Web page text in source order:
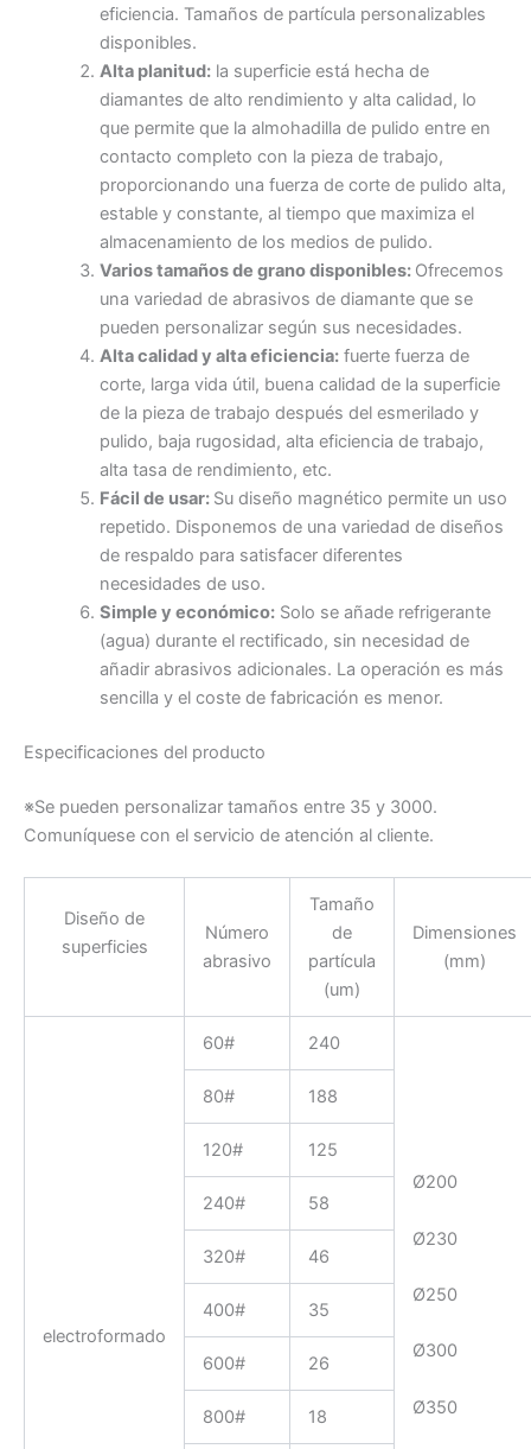
eficiencia. Tamaños de partícula personalizables
disponibles.
Alta planitud:la superficie está hecha de
diamantes de alto rendimiento y alta calidad, lo
que permite que la almohadilla de pulido entre en
contacto completo con la pieza de trabajo,
proporcionando una fuerza de corte de pulido alta,
estable y constante, al tiempo que maximiza el
almacenamiento de los medios de pulido.
Varios tamaños de grano disponibles: Ofrecemos
una variedad de abrasivos de diamante que se
pueden personalizar según sus necesidades.
Alta calidad y alta eficiencia:fuerte fuerza de
corte, larga vida útil, buena calidad de la superficie
de la pieza de trabajo después del esmerilado y
pulido, baja rugosidad, alta eficiencia de trabajo,
alta tasa de rendimiento, etc.
Fácil de usar: Su diseño magnético permite un uso
repetido. Disponemos de una variedad de diseños
de respaldo para satisfacer diferentes
necesidades de uso.
Simple y económico:Solo se añade refrigerante
(agua) durante el rectificado, sin necesidad de
añadir abrasivos adicionales. La operación es más
sencilla y el coste de fabricación es menor.
Especificaciones del producto
※Se pueden personalizar tamaños entre 35 y 3000.
Comuníquese con el servicio de atención al cliente.
Diseño de
superficies
Número
abrasivo
Tamaño
de
partícula
(um)
Dimensiones
(mm)
electroformado
60# 240
Ø200
Ø230
Ø250
Ø300
Ø350
80# 188
120# 125
240# 58
320# 46
400# 35
600# 26
800# 18